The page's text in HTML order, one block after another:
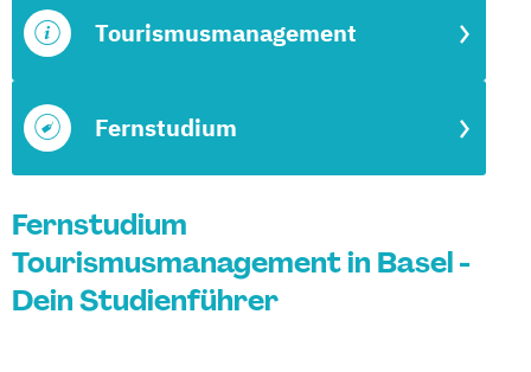
Fernstudium
Tourismusmanagement
Fernstudium
Tourismusmanagement in Basel -
Dein Studienführer